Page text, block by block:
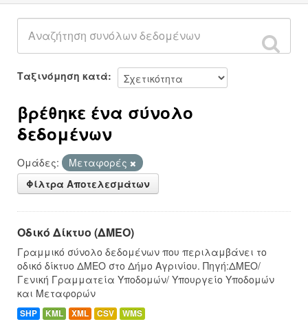
Ταξινόμηση κατά
βρέθηκε ένα σύνολο
δεδομένων
Ομάδες:
Μεταφορές
Φίλτρα Αποτελεσμάτων
Οδικό Δίκτυο (ΔΜΕΟ)
Γραμμικό σύνολο δεδομένων που περιλαμβάνει το
οδικό δίκτυο ΔΜΕΟ στο Δήμο Αγρινίου. Πηγή:ΔΜΕΟ/
Γενική Γραμματεία Υποδομών/ Υπουργείο Υποδομών
και Μεταφορών
SHP KML XML CSV WMS